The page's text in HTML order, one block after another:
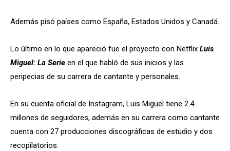
Además pisó países como España, Estados Unidos y Canadá.
Lo último en lo que apareció fue el proyecto con Netflix Luis
Miguel: La Serie en el que habló de sus inicios y las
peripecias de su carrera de cantante y personales.
En su cuenta oficial de Instagram, Luis Miguel tiene 2.4
millones de seguidores, además en su carrera como cantante
cuenta con 27 producciones discográficas de estudio y dos
recopilatorios.